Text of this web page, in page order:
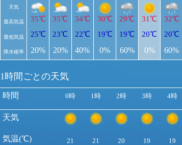
天気
最高気温
最低気温
降水確率
35℃
25℃
20%
35℃
23℃
20%
34℃
22℃
40%
30℃
19℃
0%
29℃
19℃
60%
31℃
20℃
0%
32℃
20℃
60%
1時間ごとの天気
時間
天気
気温(℃)
0時 1時 2時 3時 4時
21 21 20 19 19